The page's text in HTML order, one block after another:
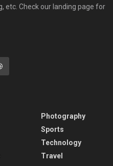
etc. Check our landing page for
Photography
Sports
Technology
Travel